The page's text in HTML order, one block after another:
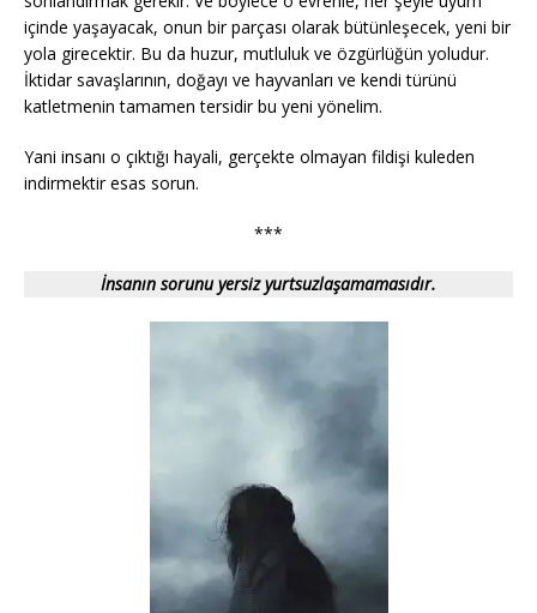
içinde yaşayacak, onun bir parçası olarak bütünleşecek, yeni bir
yola girecektir. Bu da huzur, mutluluk ve özgürlüğün yoludur.
İktidar savaşlarının, doğayı ve hayvanları ve kendi türünü
katletmenin tamamen tersidir bu yeni yönelim.
Yani insanı o çıktığı hayali, gerçekte olmayan fildişi kuleden
indirmektir esas sorun.
***
İnsanın sorunu yersiz yurtsuzlaşamamasıdır.